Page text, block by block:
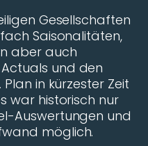
Gesellschaften
Saisonalitäten,
aber auch
und den
in kürzester Zeit
war historisch nur
Auswertungen und
möglich.